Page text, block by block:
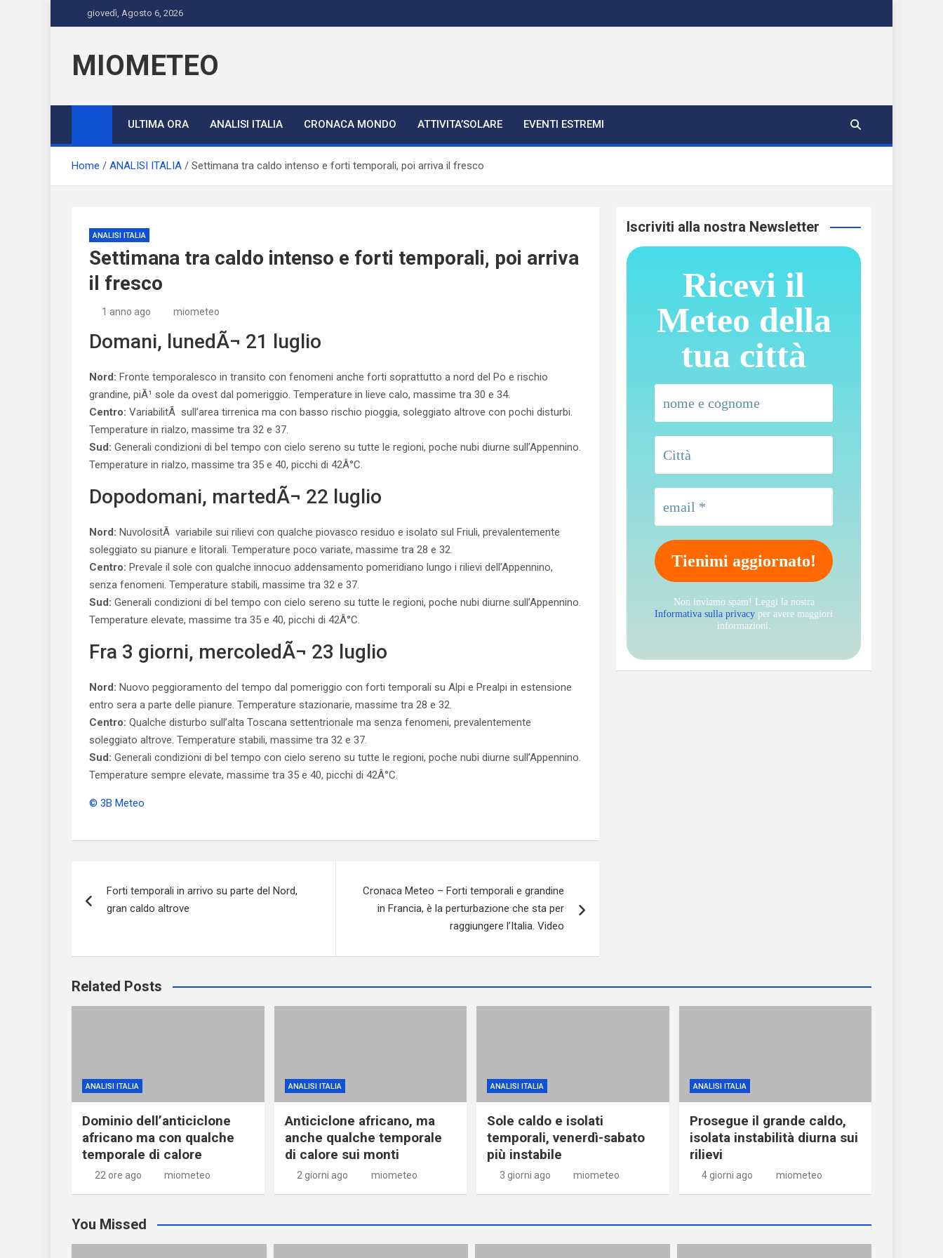
to
giovedì, Agosto 6, 2026
MIOMETEO
ULTIMA ORA ANALISI ITALIA CRONACA MONDO ATTIVITA’SOLARE EVENTI ESTREMI
Home ANALISI ITALIA Settimana tra caldo intenso e forti temporali, poi arriva il fresco
ANALISI ITALIA
Settimana tra caldo intenso e forti temporali, poi arriva
il fresco
1 anno ago miometeo
Domani, lunedÃ¬ 21 luglio
Nord: Fronte temporalesco in transito con fenomeni anche forti soprattutto a nord del Po e rischio
grandine, piÃ¹ sole da ovest dal pomeriggio. Temperature in lieve calo, massime tra 30 e 34.
Centro: VariabilitÃ sull’area tirrenica ma con basso rischio pioggia, soleggiato altrove con pochi disturbi.
Temperature in rialzo, massime tra 32 e 37.
Sud: Generali condizioni di bel tempo con cielo sereno su tutte le regioni, poche nubi diurne sull’Appennino.
Temperature in rialzo, massime tra 35 e 40, picchi di 42Â°C.
Dopodomani, martedÃ¬ 22 luglio
Nord: NuvolositÃ variabile sui rilievi con qualche piovasco residuo e isolato sul Friuli, prevalentemente
soleggiato su pianure e litorali. Temperature poco variate, massime tra 28 e 32.
Centro: Prevale il sole con qualche innocuo addensamento pomeridiano lungo i rilievi dell’Appennino,
senza fenomeni. Temperature stabili, massime tra 32 e 37.
Sud: Generali condizioni di bel tempo con cielo sereno su tutte le regioni, poche nubi diurne sull’Appennino.
Temperature elevate, massime tra 35 e 40, picchi di 42Â°C.
Fra 3 giorni, mercoledÃ¬ 23 luglio
Nord: Nuovo peggioramento del tempo dal pomeriggio con forti temporali su Alpi e Prealpi in estensione
entro sera a parte delle pianure. Temperature stazionarie, massime tra 28 e 32.
Centro: Qualche disturbo sull’alta Toscana settentrionale ma senza fenomeni, prevalentemente
soleggiato altrove. Temperature stabili, massime tra 32 e 37.
Sud: Generali condizioni di bel tempo con cielo sereno su tutte le regioni, poche nubi diurne sull’Appennino.
Temperature sempre elevate, massime tra 35 e 40, picchi di 42Â°C.
© 3B Meteo
articoli
Forti temporali in arrivo su parte del Nord,
gran caldo altrove
Cronaca Meteo – Forti temporali e grandine
in Francia, è la perturbazione che sta per
raggiungere l’Italia. Video
Iscriviti alla nostra Newsletter
Ricevi il
Meteo della
tua città
Non inviamo spam! Leggi la nostra
Informativa sulla privacy per avere maggiori
informazioni.
Related Posts
ANALISI ITALIA
Dominio dell’anticiclone
africano ma con qualche
temporale di calore
22 ore ago miometeo
ANALISI ITALIA
Anticiclone africano, ma
anche qualche temporale
di calore sui monti
2 giorni ago miometeo
ANALISI ITALIA
Sole caldo e isolati
temporali, venerdì-sabato
più instabile
3 giorni ago miometeo
ANALISI ITALIA
Prosegue il grande caldo,
isolata instabilità diurna sui
rilievi
4 giorni ago miometeo
You Missed